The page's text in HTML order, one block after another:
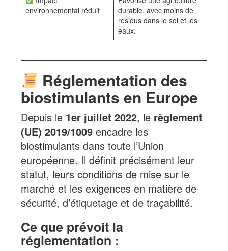
environnemental réduit
durable, avec moins de
résidus dans le sol et les
eaux.
Réglementation des
biostimulants en Europe
Depuis le 1er juillet 2022, le règlement
(UE) 2019/1009 encadre les
biostimulants dans toute l’Union
européenne. Il définit précisément leur
statut, leurs conditions de mise sur le
marché et les exigences en matière de
sécurité, d’étiquetage et de traçabilité.
Ce que prévoit la
réglementation :